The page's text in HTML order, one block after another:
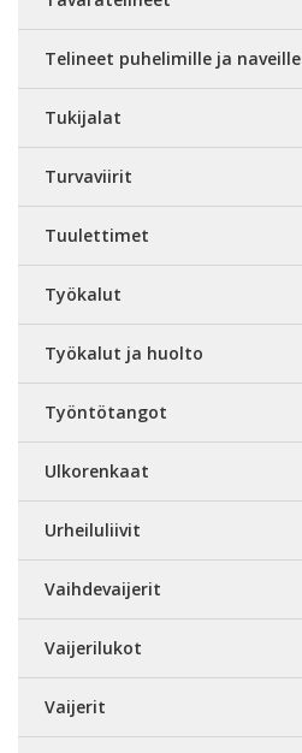
Telineet puhelimille ja naveille
Tukijalat
Turvaviirit
Tuulettimet
Työkalut
Työkalut ja huolto
Työntötangot
Ulkorenkaat
Urheiluliivit
Vaihdevaijerit
Vaijerilukot
Vaijerit